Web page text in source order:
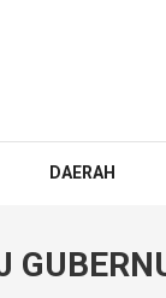
DAERAH